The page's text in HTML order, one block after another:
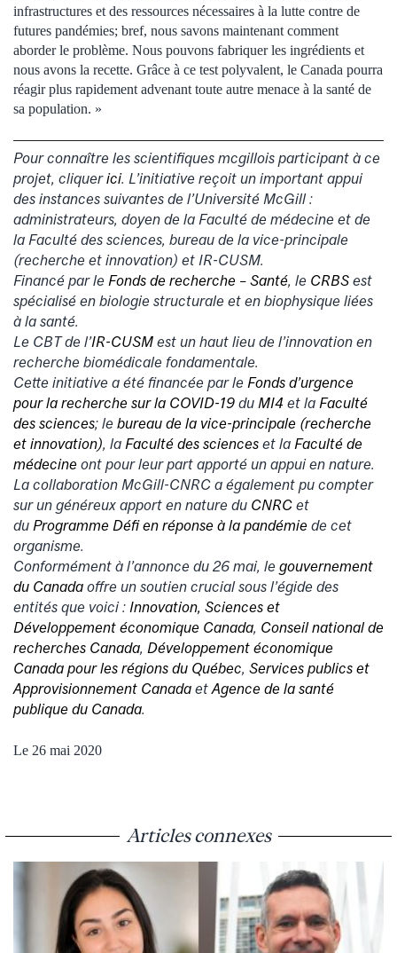
infrastructures et des ressources nécessaires à la lutte contre de
futures pandémies; bref, nous savons maintenant comment
aborder le problème. Nous pouvons fabriquer les ingrédients et
nous avons la recette. Grâce à ce test polyvalent, le Canada pourra
réagir plus rapidement advenant toute autre menace à la santé de
sa population. »
Pour connaître les scientifiques mcgillois participant à ce
projet, cliquerici. L’initiative reçoit un important appui
des instances suivantes de l’Université McGill :
administrateurs, doyen de la Faculté de médecine et de
la Faculté des sciences, bureau de la vice-principale
(recherche et innovation) et IR-CUSM.
Financé par le Fonds de recherche – Santé, le CRBS est
spécialisé en biologie structurale et en biophysique liées
à la santé.
Le CBT de l’IR-CUSM est un haut lieu de l’innovation en
recherche biomédicale fondamentale.
Cette initiative a été financée par le Fonds d’urgence
pour la recherche sur la COVID-19 du MI4 et la Faculté
des sciences; le bureau de la vice-principale (recherche
et innovation), la Faculté des sciences et la Faculté de
médecine ont pour leur part apporté un appui en nature.
La collaboration McGill-CNRC a également pu compter
sur un généreux apport en nature du CNRC et
du Programme Défi en réponse à la pandémie de cet
organisme.
Conformément à l’annonce du 26 mai, le gouvernement
du Canada offre un soutien crucial sous l’égide des
entités que voici : Innovation, Sciences et
Développement économique Canada, Conseil national de
recherches Canada, Développement économique
Canada pour les régions du Québec, Services publics et
Approvisionnement Canada et Agence de la santé
publique du Canada.
Le 26 mai 2020
Articles connexes